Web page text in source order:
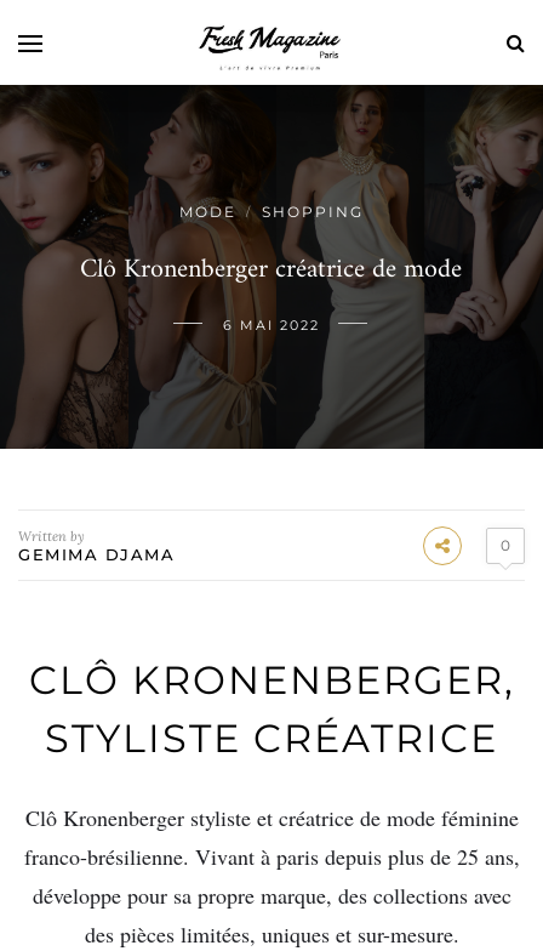
MODE / SHOPPING
Clô Kronenberger créatrice de mode
6 MAI 2022
Written by
GEMIMA DJAMA 0
CLÔ KRONENBERGER,
STYLISTE CRÉATRICE
Clô Kronenberger styliste et créatrice de mode féminine
franco-brésilienne. Vivant à paris depuis plus de 25 ans,
développe pour sa propre marque, des collections avec
des pièces limitées, uniques et sur-mesure.